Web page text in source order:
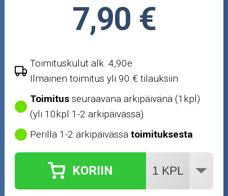
Öljyt ja kemikaalit
Outlet-tuotteet
7,90 €
Toimituskulut alk. 4,90e
Ilmainen toimitus yli 90 € tilauksiin
Toimitus seuraavana arkipäivänä (1kpl)
(yli 10kpl 1-2 arkipäivässä)
Perillä 1-2 arkipäivässätoimituksesta
KORIIN